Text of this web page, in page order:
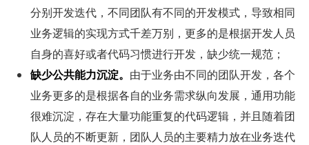
分别开发迭代，不同团队有不同的开发模式，导致相同
业务逻辑的实现方式千差万别，更多的是根据开发人员
自身的喜好或者代码习惯进行开发，缺少统一规范；
缺少公共能力沉淀。 由于业务由不同的团队开发，各个
业务更多的是根据各自的业务需求纵向发展，通用功能
很难沉淀，存在大量功能重复的代码逻辑，并且随着团
队人员的不断更新，团队人员的主要精力放在业务迭代